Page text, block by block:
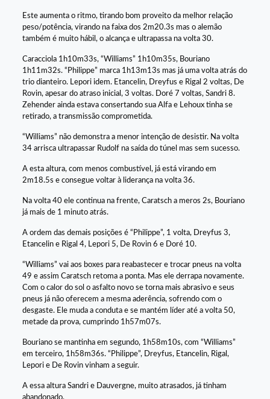
Este aumenta o ritmo, tirando bom proveito da melhor relação
peso/potência, virando na faixa dos 2m20.3s mas o alemão
também é muito hábil, o alcança e ultrapassa na volta 30.
Caracciola 1h10m33s, “Williams” 1h10m35s, Bouriano
1h11m32s. “Philippe” marca 1h13m13s mas já uma volta atrás do
trio dianteiro. Lepori idem. Etancelin, Dreyfus e Rigal 2 voltas, De
Rovin, apesar do atraso inicial, 3 voltas. Doré 7 voltas, Sandri 8.
Zehender ainda estava consertando sua Alfa e Lehoux tinha se
retirado, a transmissão comprometida.
“Williams” não demonstra a menor intenção de desistir. Na volta
34 arrisca ultrapassar Rudolf na saída do túnel mas sem sucesso.
A esta altura, com menos combustível, já está virando em
2m18.5s e consegue voltar à liderança na volta 36.
Na volta 40 ele continua na frente, Caratsch a meros 2s, Bouriano
já mais de 1 minuto atrás.
A ordem das demais posições é “Philippe”, 1 volta, Dreyfus 3,
Etancelin e Rigal 4, Lepori 5, De Rovin 6 e Doré 10.
“Williams” vai aos boxes para reabastecer e trocar pneus na volta
49 e assim Caratsch retoma a ponta. Mas ele derrapa novamente.
Com o calor do sol o asfalto novo se torna mais abrasivo e seus
pneus já não oferecem a mesma aderência, sofrendo com o
desgaste. Ele muda a conduta e se mantém líder até a volta 50,
metade da prova, cumprindo 1h57m07s.
Bouriano se mantinha em segundo, 1h58m10s, com “Williams”
em terceiro, 1h58m36s. “Philippe”, Dreyfus, Etancelin, Rigal,
Lepori e De Rovin vinham a seguir.
A essa altura Sandri e Dauvergne, muito atrasados, já tinham